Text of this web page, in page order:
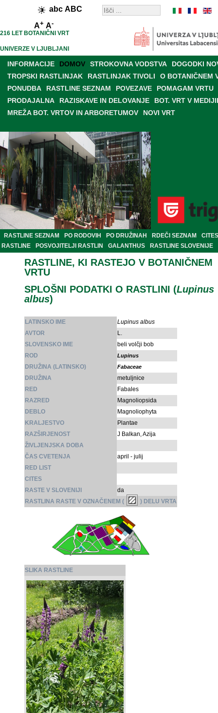
abc ABC
A+ A-
216 LET BOTANIČNI VRT
UNIVERZE V LJUBLJANI
INFORMACIJE DOMOV STROKOVNA VODSTVA
DOGODKI
TROPSKI RASTLINJAK
RASTLINJAK TIVOLI
O BOTANIČNEM
PONUDBA
RASTLINE SEZNAM POVEZAVE
POMAGAM VRTU
PRODAJALNA
RAZISKAVE IN DELOVANJE
BOT. VRT V
MREŽA BOT. VRTOV IN ARBORETUMOV
NOVI VRT
RASTLINE SEZNAM PO RODOVIH PO DRUŽINAH RDEČI SEZNAM
CITES
RASTLINE
POSVOJITELJI RASTLIN GALANTHUS RASTLINE SLOVENIJE
RASTLINE, KI RASTEJO V BOTANIČNEM
VRTU
SPLOŠNI PODATKI O RASTLINI (Lupinus
albus)
LATINSKO IME
Lupinus albus
AVTOR
L.
SLOVENSKO IME
beli volčji bob
ROD
Lupinus
DRUŽINA (LATINSKO) Fabaceae
DRUŽINA
metuljnice
RED
Fabales
RAZRED
Magnoliopsida
DEBLO
Magnoliophyta
KRALJESTVO
Plantae
RAZŠIRJENOST
J Balkan, Azija
ŽIVLJENJSKA DOBA
ČAS CVETENJA
april - julij
RED LIST
CITES
RASTE V SLOVENIJI
da
RASTLINA RASTE V OZNAČENEM (
) DELU VRTA
SLIKA RASTLINE